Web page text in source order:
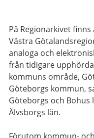
På Regionarkivet
Västra
analoga och
från tidigare
kommuns område,
Göteborgs kommun,
Göteborgs och Bohus
Älvsborgs län.